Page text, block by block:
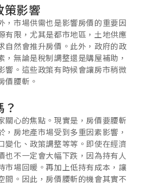
策影響
，市場供需也是影響房價的重要因
有限，尤其是都市地區，土地供應
自然會推升房價。此外，政府的政
，無論是稅制調整還是購屋補助，
響。這些政策有時候會讓房市稍微
價腰斬。
關心的焦點。現實是，房價要腰斬
，房地產市場受到多重因素影響，
變化、政策調整等等。即使在經濟
也不一定會大幅下跌，因為持有人
市場回暖。再加上低持有成本，讓
間。因此，房價腰斬的機會其實不